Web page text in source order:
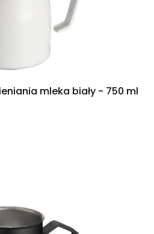
mleka biały - 750 ml